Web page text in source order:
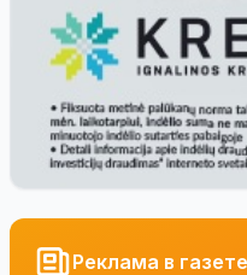
Реклама в газете